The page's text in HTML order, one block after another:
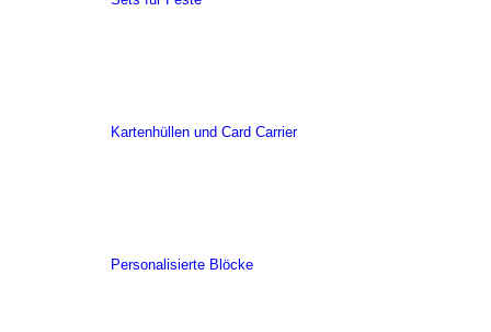
Kartenhüllen und Card Carrier
Personalisierte Blöcke